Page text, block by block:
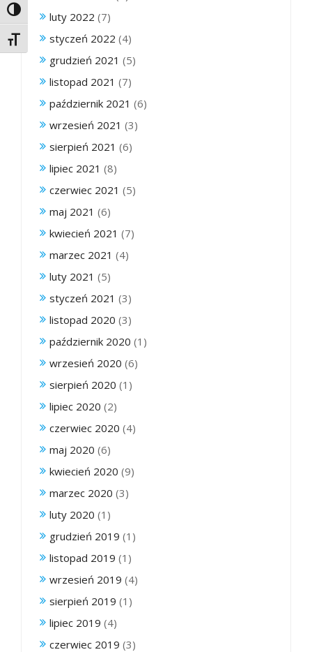
Toggle High Contrast
Toggle Font size
luty 2022 (7)
styczeń 2022 (4)
grudzień 2021 (5)
listopad 2021 (7)
październik 2021 (6)
wrzesień 2021 (3)
sierpień 2021 (6)
lipiec 2021 (8)
czerwiec 2021 (5)
maj 2021 (6)
kwiecień 2021 (7)
marzec 2021 (4)
luty 2021 (5)
styczeń 2021 (3)
listopad 2020 (3)
październik 2020 (1)
wrzesień 2020 (6)
sierpień 2020 (1)
lipiec 2020 (2)
czerwiec 2020 (4)
maj 2020 (6)
kwiecień 2020 (9)
marzec 2020 (3)
luty 2020 (1)
grudzień 2019 (1)
listopad 2019 (1)
wrzesień 2019 (4)
sierpień 2019 (1)
lipiec 2019 (4)
czerwiec 2019 (3)